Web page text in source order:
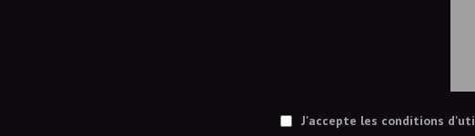
J'accepte les conditions